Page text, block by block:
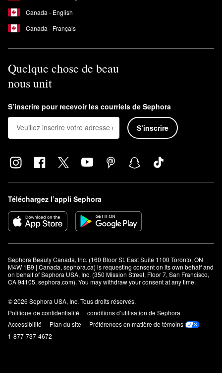
Canada - English
Canada - Français
Quelque chose de beau
nous unit
S’inscrire pour recevoir les courriels de Sephora
S’inscrire
Téléchargez l’appli Sephora
Sephora Beauty Canada, Inc. (160 Bloor St. East Suite 1100 Toronto, ON
M4W 1B9 | Canada, sephora.ca) is requesting consent on its own behalf and
on behalf of Sephora USA, Inc. (350 Mission Street, Floor 7, San Francisco,
CA 94105, sephora.com). You may withdraw your consent at any time.
© 2026 Sephora USA, Inc. Tous droits réservés.
Politique de confidentialité
conditions d’utilisation de Sephora
Accessibilité
Plan du site
Préférences en matière de témoins
1-877-737-4672